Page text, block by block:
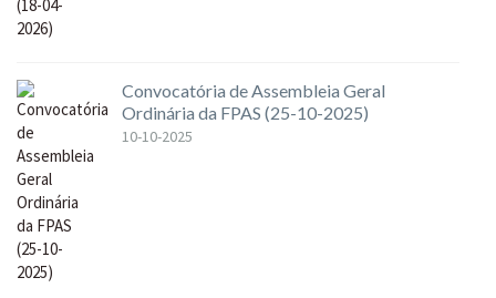
Convocatória de Assembleia Geral
Ordinária da FPAS (25-10-2025)
10-10-2025